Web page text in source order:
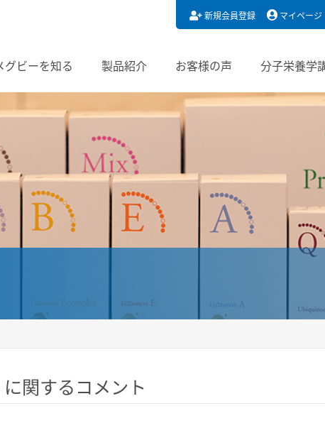
新規会員登録 マイページ
グビーを知る 製品紹介 お客様の声 分子栄養学
関するコメント